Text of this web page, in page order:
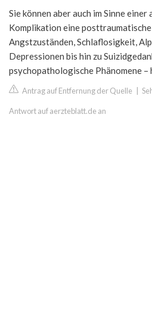
Sie können aber auch im Sinne
Komplikation eine
Angstzuständen, Schlaflosigkeit,
Depressionen bis hin zu
psychopathologische Phänomene
Antrag auf Entfernung der Quelle
Antwort auf aerzteblatt.de an